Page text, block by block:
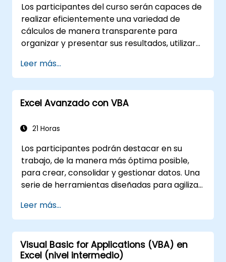
como flujos de trabajo controlados por
eventos para aplicaciones empresariales.
Los participantes del curso serán capaces de
realizar eficientemente una variedad de
cálculos de manera transparente para
organizar y presentar sus resultados, utilizar
acelerar la creación de hojas de cálculo, así
como proteger los cálculos y sus resultados
contra personas no autorizadas.
Leer más...
Excel Avanzado con VBA
21 Horas
Los participantes podrán destacar en su
trabajo, de la manera más óptima posible,
para crear, consolidar y gestionar datos. Una
serie de herramientas diseñadas para agilizar
tiempo dedicado a las actividades realizadas
hasta ahora, y ayudarte a diseñar una
aplicación capaz de realizar nuevas tareas.
Leer más...
Visual Basic for Applications (VBA) en
Excel (nivel intermedio)